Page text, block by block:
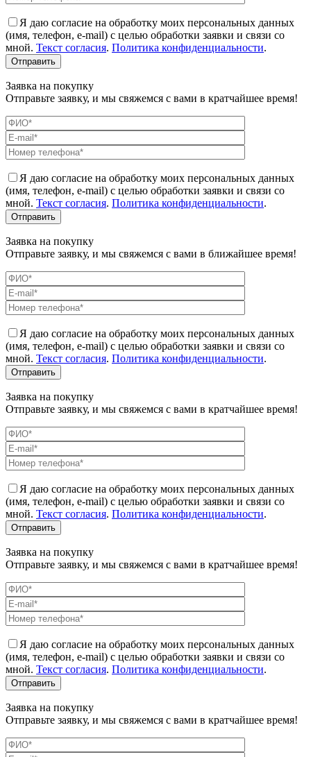
Я даю согласие на обработку моих персональных данных
(имя, телефон, e-mail) с целью обработки заявки и связи со
мной. Текст согласия. Политика конфиденциальности.
Заявка на покупку
Отправьте заявку, и мы свяжемся с вами в кратчайшее время!
Я даю согласие на обработку моих персональных данных
(имя, телефон, e-mail) с целью обработки заявки и связи со
мной. Текст согласия. Политика конфиденциальности.
Заявка на покупку
Отправьте заявку, и мы свяжемся с вами в ближайшее время!
Я даю согласие на обработку моих персональных данных
(имя, телефон, e-mail) с целью обработки заявки и связи со
мной. Текст согласия. Политика конфиденциальности.
Заявка на покупку
Отправьте заявку, и мы свяжемся с вами в кратчайшее время!
Я даю согласие на обработку моих персональных данных
(имя, телефон, e-mail) с целью обработки заявки и связи со
мной. Текст согласия. Политика конфиденциальности.
Заявка на покупку
Отправьте заявку, и мы свяжемся с вами в кратчайшее время!
Я даю согласие на обработку моих персональных данных
(имя, телефон, e-mail) с целью обработки заявки и связи со
мной. Текст согласия. Политика конфиденциальности.
Заявка на покупку
Отправьте заявку, и мы свяжемся с вами в кратчайшее время!